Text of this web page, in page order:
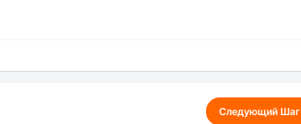
Следующий Шаг